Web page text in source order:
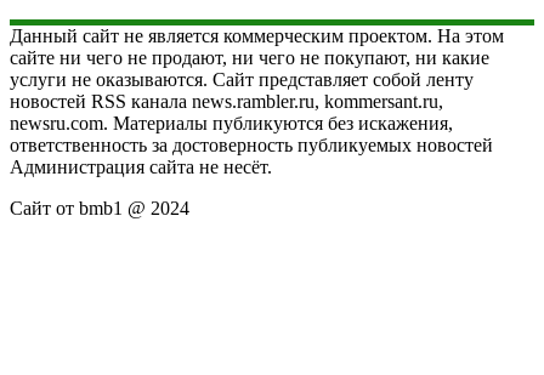
Данный сайт не является коммерческим проектом. На этом
сайте ни чего не продают, ни чего не покупают, ни какие
услуги не оказываются. Сайт представляет собой ленту
новостей RSS канала news.rambler.ru, kommersant.ru,
newsru.com. Материалы публикуются без искажения,
ответственность за достоверность публикуемых новостей
Администрация сайта не несёт.
Сайт от bmb1 @ 2024